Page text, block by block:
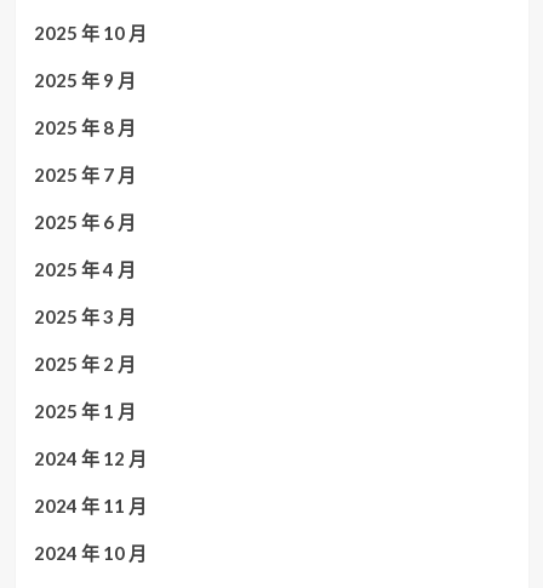
2025 年 10 月
2025 年 9 月
2025 年 8 月
2025 年 7 月
2025 年 6 月
2025 年 4 月
2025 年 3 月
2025 年 2 月
2025 年 1 月
2024 年 12 月
2024 年 11 月
2024 年 10 月